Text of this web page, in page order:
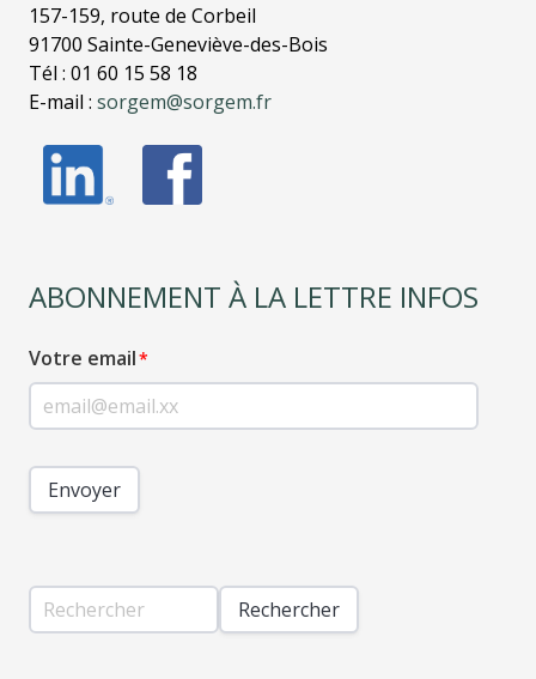
157-159, route de Corbeil
91700 Sainte-Geneviève-des-Bois
Tél : 01 60 15 58 18
E-mail : sorgem@sorgem.fr
ABONNEMENT À LA LETTRE INFOS
Votre email
Envoyer
Rechercher